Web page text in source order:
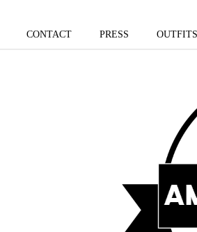
CONTACT PRESS OUTFITS